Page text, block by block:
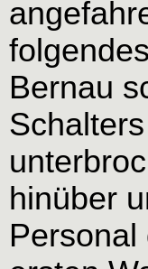
Bernau
hinüber